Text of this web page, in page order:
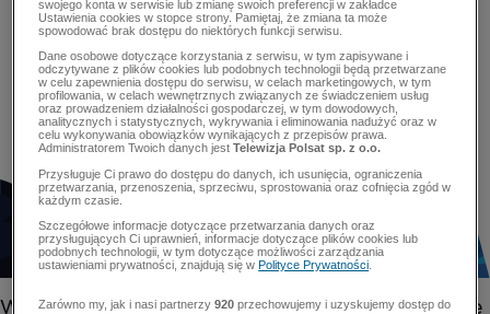
swojego konta w serwisie lub zmianę swoich preferencji w zakładce
Ustawienia cookies w stopce strony. Pamiętaj, że zmiana ta może
spowodować brak dostępu do niektórych funkcji serwisu.
Dane osobowe dotyczące korzystania z serwisu, w tym zapisywane i
odczytywane z plików cookies lub podobnych technologii będą przetwarzane
w celu zapewnienia dostępu do serwisu, w celach marketingowych, w tym
profilowania, w celach wewnętrznych związanych ze świadczeniem usług
oraz prowadzeniem działalności gospodarczej, w tym dowodowych,
analitycznych i statystycznych, wykrywania i eliminowania nadużyć oraz w
celu wykonywania obowiązków wynikających z przepisów prawa.
Administratorem Twoich danych jestTelewizja Polsat sp. z o.o.
Przysługuje Ci prawo do dostępu do danych, ich usunięcia, ograniczenia
przetwarzania, przenoszenia, sprzeciwu, sprostowania oraz cofnięcia zgód w
każdym czasie.
Szczegółowe informacje dotyczące przetwarzania danych oraz
przysługujących Ci uprawnień, informacje dotyczące plików cookies lub
podobnych technologii, w tym dotyczące możliwości zarządzania
ustawieniami prywatności, znajdują się wPolityce Prywatności
Zarówno my, jak i nasi partnerzy920 przechowujemy i uzyskujemy dostęp do